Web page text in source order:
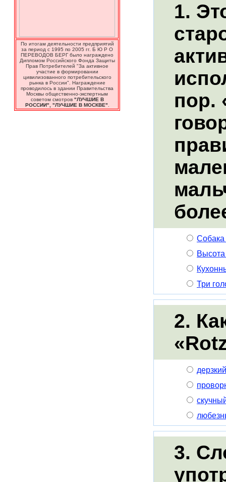
По итогам деятельности предприятий
за период с 1995 по 2005 гг. Б Ю Р О
ПЕРЕВОДОВ БЕРГ было награждено
Дипломом Российского Фонда Защиты
Прав Потребителей "За активное
участие в формировании
цивилизованного потребительского
рынка в России". Награждение
проводилось в здании Правительства
Москвы общественно-экспертным
советом смотров "ЛУЧШИЕ В
РОССИИ", "ЛУЧШИЕ В МОСКВЕ"
1.
пор.
Собака
Три
2.
3.